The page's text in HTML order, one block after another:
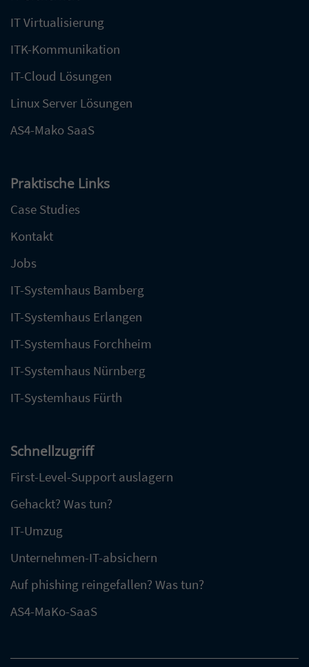
IT Virtualisierung
ITK-Kommunikation
IT-Cloud Lösungen
Linux Server Lösungen
AS4-Mako SaaS
Praktische Links
Case Studies
Kontakt
Jobs
IT-Systemhaus Bamberg
IT-Systemhaus Erlangen
IT-Systemhaus Forchheim
IT-Systemhaus Nürnberg
IT-Systemhaus Fürth
Schnellzugriff
First-Level-Support auslagern
Gehackt? Was tun?
IT-Umzug
Unternehmen-IT-absichern
Auf phishing reingefallen? Was tun?
AS4-MaKo-SaaS